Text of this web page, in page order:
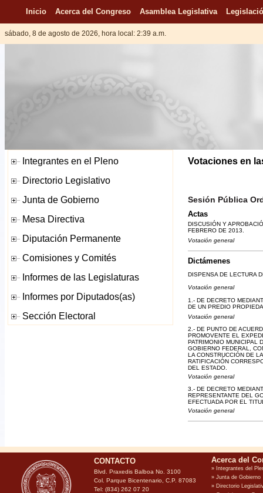
Inicio Acerca del Congreso Asamblea Legislativa
sábado, 8 de agosto de 2026, hora local: 2:39 a.m.
Votaciones en
Sesión Pública
Actas
DISCUSIÓN Y
FEBRERO DE 2013.
Votación general
Dictámenes
DISPENSA DE LECTURA
Votación general
1.- DE DECRETO
DE UN PREDIO
Votación general
2.- DE PUNTO DE
PROMOVENTE EL
PATRIMONIO MUNICIPAL
GOBIERNO FEDERAL,
LA CONSTRUCCIÓN DE
RATIFICACIÓN
DEL ESTADO.
Votación general
3.- DE DECRETO
REPRESENTANTE DEL
EFECTUADA POR EL
Votación general
CONTACTO
Blvd. Praxedis Balboa No. 3100
Col. Parque Bicentenario, C.P. 87083
Tel: (834) 262 07 20